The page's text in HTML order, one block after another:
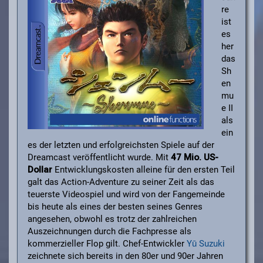
re
ist
es
her
das
Sh
en
mu
e II
als
ein
es der letzten und erfolgreichsten Spiele auf der
Dreamcast veröffentlicht wurde. Mit 47 Mio. US-
DollarEntwicklungskosten alleine für den ersten Teil
galt das Action-Adventure zu seiner Zeit als das
teuerste Videospiel und wird von der Fangemeinde
bis heute als eines der besten seines Genres
angesehen, obwohl es trotz der zahlreichen
Auszeichnungen durch die Fachpresse als
kommerzieller Flop gilt. Chef-Entwickler Yū Suzuki
zeichnete sich bereits in den 80er und 90er Jahren